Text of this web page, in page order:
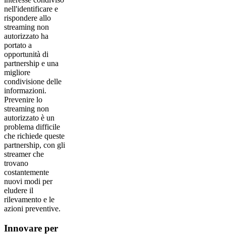
nell'identificare e
rispondere allo
streaming non
autorizzato ha
portato a
opportunità di
partnership e una
migliore
condivisione delle
informazioni.
Prevenire lo
streaming non
autorizzato è un
problema difficile
che richiede queste
partnership, con gli
streamer che
trovano
costantemente
nuovi modi per
eludere il
rilevamento e le
azioni preventive.
Innovare per